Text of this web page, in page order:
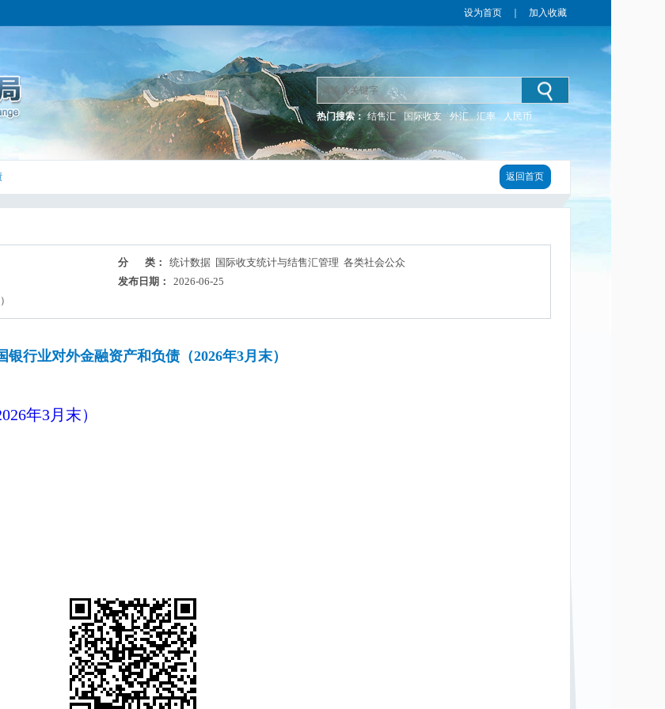
设为首页 加入收藏
热门搜索： 结售汇 国际收支 外汇 汇率 人民币
返回首页
分 类：
统计数据 国际收支统计与结售汇管理 各类社会公众
发布日期：
2026-06-25
银行业对外金融资产和负债（2026年3月末）
年3月末）